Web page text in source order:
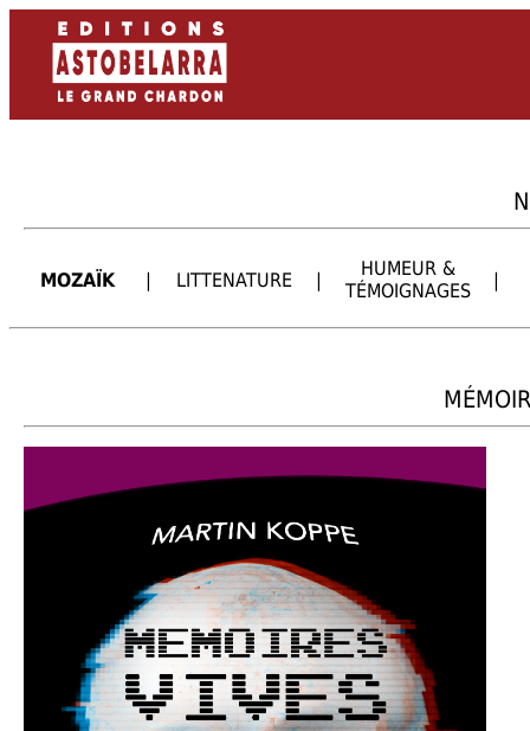
MOZAÏK | LITTENATURE |
HUMEUR &
TÉMOIGNAGES
|